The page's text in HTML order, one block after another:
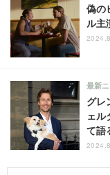
偽の
ル主
グレ
ェル
て語
最新